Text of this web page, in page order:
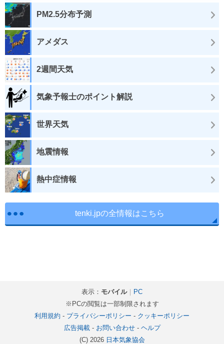
PM2.5分布予測
アメダス
2週間天気
気象予報士のポイント解説
世界天気
地震情報
熱中症情報
tenki.jpの全情報はこちら
表示： モバイル｜ PC
※PCの閲覧は一部制限されます
利用規約 - プライバシーポリシー - クッキーポリシー
広告掲載- お問い合わせ- ヘルプ
(C) 2026 日本気象協会